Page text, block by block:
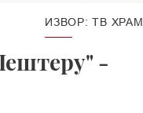
ИЗВОР: ТВ ХРАМ
-